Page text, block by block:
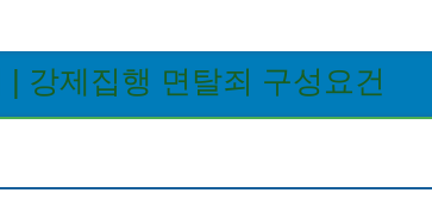
강제집행 면탈죄 구성요건